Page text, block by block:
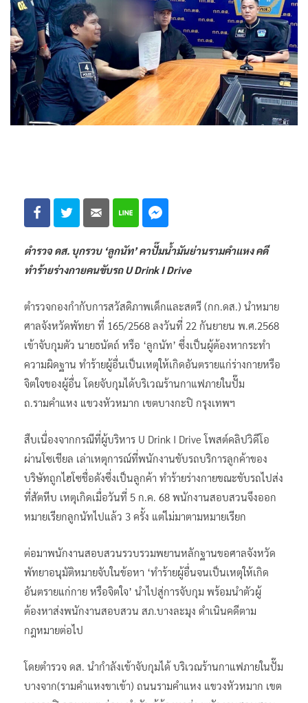
ทำร้ายร่างกายคนขับรถ U Drink I Drive
ตำรวจกองกำกับการสวัสดิภาพเด็กและสตรี (กก.ดส.) นำหมาย
ศาลจังหวัดพัทยา ที่ 165/2568 ลงวันที่ 22 กันยายน พ.ศ.2568
เข้าจับกุมตัว นายธนัตถ์ หรือ ‘ลูกนัท’ ซึ่งเป็นผู้ต้องหากระทำ
ความผิดฐาน ทำร้ายผู้อื่นเป็นเหตุให้เกิดอันตรายแก่ร่างกายหรือ
จิตใจของผู้อื่น โดยจับกุมได้บริเวณร้านกาแฟภายในปั๊ม
ถ.รามคำแหง แขวงหัวหมาก เขตบางกะปิ กรุงเทพฯ
สืบเนื่องจากกรณีที่ผู้บริหาร U Drink I Drive โพสต์คลิปวิดีโอ
ผ่านโซเชียล เล่าเหตุการณ์ที่พนักงานขับรถบริการลูกค้าของ
บริษัทถูกไฮโซชื่อดังซึ่งเป็นลูกค้า ทำร้ายร่างกายขณะขับรถไปส่ง
ที่สัตหีบ เหตุเกิดเมื่อวันที่ 5 ก.ค. 68 พนักงานสอบสวนจึงออก
หมายเรียกลูกนัทไปแล้ว 3 ครั้ง แต่ไม่มาตามหมายเรียก
ต่อมาพนักงานสอบสวนรวบรวมพยานหลักฐานขอศาลจังหวัด
พัทยาอนุมัติหมายจับในข้อหา ‘ทำร้ายผู้อื่นจนเป็นเหตุให้เกิด
อันตรายแก่กาย หรือจิตใจ’ นำไปสู่การจับกุม พร้อมนำตัวผู้
ต้องหาส่งพนักงานสอบสวน สภ.บางละมุง ดำเนินคดีตาม
กฎหมายต่อไป
โดยตำรวจ ดส. นำกำลังเข้าจับกุมได้ บริเวณร้านกาแฟภายในปั๊ม